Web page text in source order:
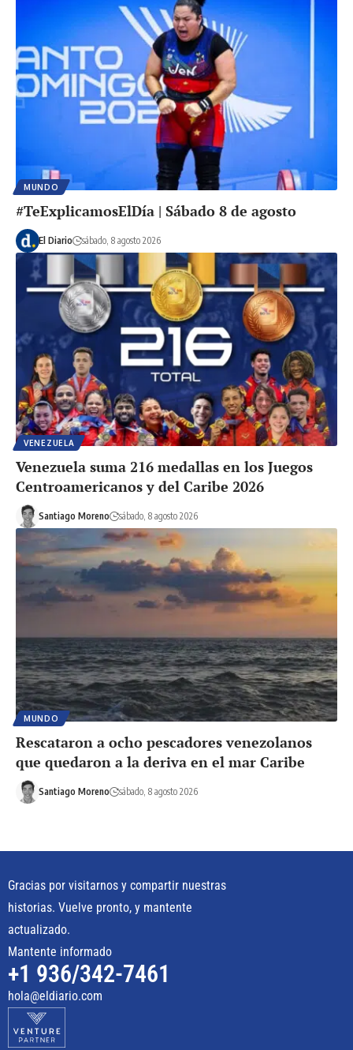
MUNDO
#TeExplicamosElDía | Sábado 8 de agosto
El Diario sábado, 8 agosto 2026
VENEZUELA
Venezuela suma 216 medallas en los Juegos
Centroamericanos y del Caribe 2026
Santiago Moreno sábado, 8 agosto 2026
MUNDO
Rescataron a ocho pescadores venezolanos
que quedaron a la deriva en el mar Caribe
Santiago Moreno sábado, 8 agosto 2026
Gracias por visitarnos y compartir nuestras
historias. Vuelve pronto, y mantente
actualizado.
Mantente informado
+1 936/342-7461
hola@eldiario.com